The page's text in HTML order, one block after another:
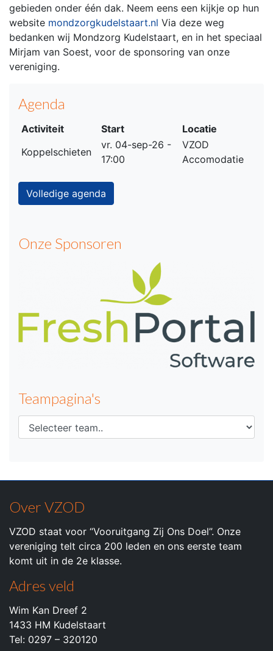
gebieden onder één dak. Neem eens een kijkje op hun
website mondzorgkudelstaart.nl Via deze weg
bedanken wij Mondzorg Kudelstaart, en in het speciaal
Mirjam van Soest, voor de sponsoring van onze
vereniging.
Agenda
Activiteit Start
Locatie
Koppelschieten
vr. 04-sep-26 -
17:00
VZOD
Accomodatie
Volledige agenda
Onze Sponsoren
Teampagina's
Over VZOD
VZOD staat voor “Vooruitgang Zij Ons Doel”. Onze
vereniging telt circa 200 leden en ons eerste team
komt uit in de 2e klasse.
Adres veld
Wim Kan Dreef 2
1433 HM Kudelstaart
Tel: 0297 – 320120